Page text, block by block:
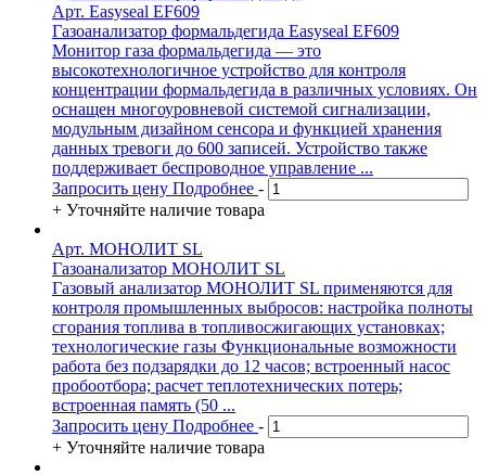
Арт. Easyseal EF609
Газоанализатор формальдегида Easyseal EF609
Монитор газа формальдегида — это
высокотехнологичное устройство для контроля
концентрации формальдегида в различных условиях. Он
оснащен многоуровневой системой сигнализации,
модульным дизайном сенсора и функцией хранения
данных тревоги до 600 записей. Устройство также
поддерживает беспроводное управление ...
Запросить цену Подробнее -
+ Уточняйте наличие товара
Арт. МОНОЛИТ SL
Газоанализатор МОНОЛИТ SL
Газовый анализатор МОНОЛИТ SL применяются для
контроля промышленных выбросов: настройка полноты
сгорания топлива в топливосжигающих установках;
технологические газы Функциональные возможности
работа без подзарядки до 12 часов; встроенный насос
пробоотбора; расчет теплотехнических потерь;
встроенная память (50 ...
Запросить цену Подробнее -
+ Уточняйте наличие товара